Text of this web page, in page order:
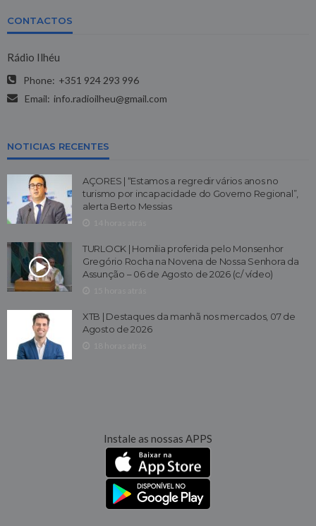
CONTACTOS
Rádio Ilhéu
Phone: +351 924 293 996
Email: info.radioilheu@gmail.com
NOTICIAS RECENTES
AÇORES | “Estamos a regredir vários anos no
turismo por incapacidade do Governo Regional”,
alerta Berto Messias
TURLOCK | Homilia proferida pelo Monsenhor
Gregório Rocha na Novena de Nossa Senhora da
Assunção – 06 de Agosto de 2026 (c/ vídeo)
XTB | Destaques da manhã nos mercados, 07 de
Agosto de 2026
Instale as nossas APPS